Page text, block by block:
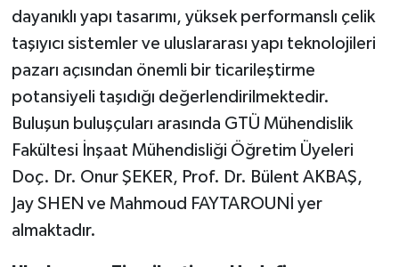
dayanıklı yapı tasarımı, yüksek performanslı çelik
taşıyıcı sistemler ve uluslararası yapı teknolojileri
pazarı açısından önemli bir ticarileştirme
potansiyeli taşıdığı değerlendirilmektedir.
Buluşun buluşçuları arasında GTÜ Mühendislik
Fakültesi İnşaat Mühendisliği Öğretim Üyeleri
Doç. Dr. Onur ŞEKER, Prof. Dr. Bülent AKBAŞ,
Jay SHEN ve Mahmoud FAYTAROUNİ yer
almaktadır.